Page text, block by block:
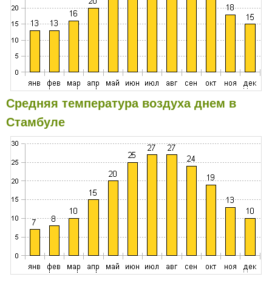
Средняя температура воздуха днем в
Стамбуле